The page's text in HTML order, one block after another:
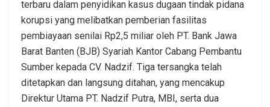
terbaru dalam penyidikan kasus dugaan tindak pidana
korupsi yang melibatkan pemberian fasilitas
pembiayaan senilai Rp2,5 miliar oleh PT. Bank Jawa
Barat Banten (BJB) Syariah Kantor Cabang Pembantu
Sumber kepada CV. Nadzif. Tiga tersangka telah
ditetapkan dan langsung ditahan, yang mencakup
Direktur Utama PT. Nadzif Putra, MBI, serta dua